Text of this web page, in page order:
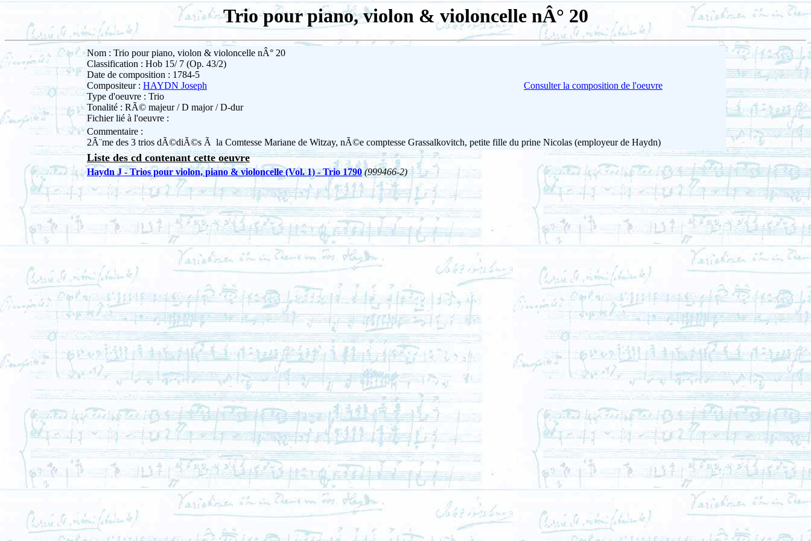
Trio pour piano, violon & violoncelle nÂ° 20
Nom : Trio pour piano, violon & violoncelle nÂ° 20
Classification : Hob 15/ 7 (Op. 43/2)
Date de composition : 1784-5
Compositeur : HAYDN Joseph
Type d'oeuvre : Trio
Tonalité : RÃ© majeur / D major / D-dur
Fichier lié à l'oeuvre :
Consulter la composition de l'oeuvre
Commentaire :
2Ã¨me des 3 trios dÃ©diÃ©s Ã la Comtesse Mariane de Witzay, nÃ©e comptesse Grassalkovitch, petite fille du prine Nicolas (employeur de Haydn)
Liste des cd contenant cette oeuvre
Haydn J - Trios pour violon, piano & violoncelle (Vol. 1) - Trio 1790 (999466-2)